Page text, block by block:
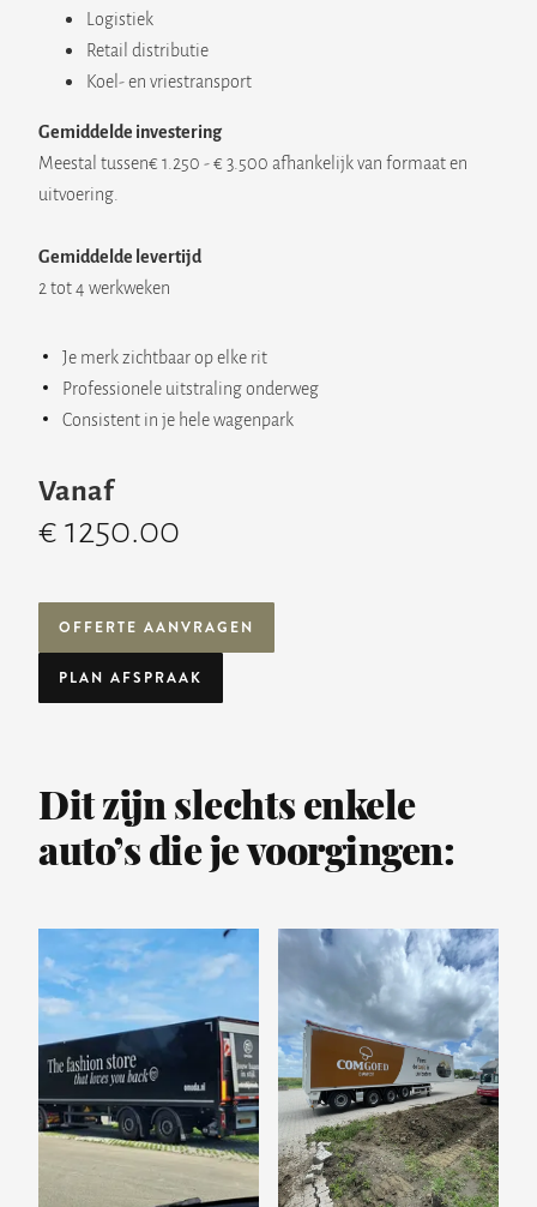
Logistiek
Retail distributie
Koel- en vriestransport
Gemiddelde investering
Meestal tussen€ 1.250 - € 3.500 afhankelijk van formaat en
uitvoering.
Gemiddelde levertijd
2 tot 4 werkweken
Je merk zichtbaar op elke rit
Professionele uitstraling onderweg
Consistent in je hele wagenpark
Vanaf
€ 1250.00
OFFERTE AANVRAGEN
PLAN AFSPRAAK
Dit zijn slechts enkele
auto’s die je voorgingen: